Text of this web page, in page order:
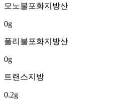
모노불포화지방산
0g
폴리불포화지방산
0g
트랜스지방
0.2g